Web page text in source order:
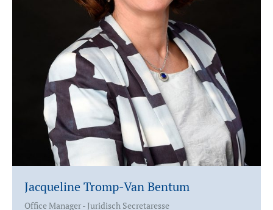
Jacqueline Tromp-Van Bentum
Office Manager - Juridisch Secretaresse